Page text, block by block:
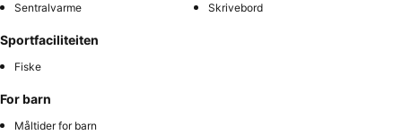
Sentralvarme Skrivebord
Sportfaciliteiten
Fiske
For barn
Måltider for barn